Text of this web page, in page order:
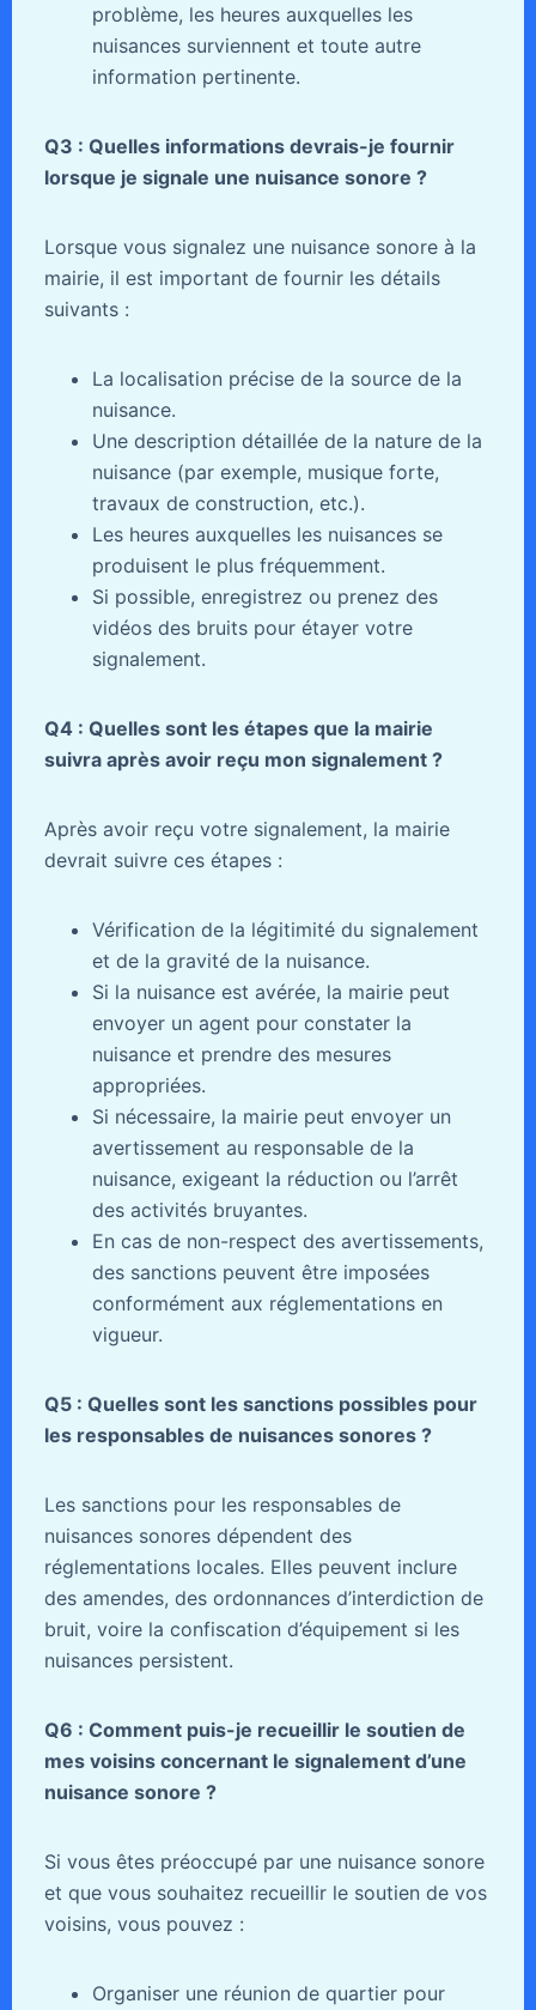
problème, les heures auxquelles les
nuisances surviennent et toute autre
information pertinente.
Q3 : Quelles informations devrais-je fournir
lorsque je signale une nuisance sonore ?
Lorsque vous signalez une nuisance sonore à la
mairie, il est important de fournir les détails
suivants :
La localisation précise de la source de la
nuisance.
Une description détaillée de la nature de la
nuisance (par exemple, musique forte,
travaux de construction, etc.).
Les heures auxquelles les nuisances se
produisent le plus fréquemment.
Si possible, enregistrez ou prenez des
vidéos des bruits pour étayer votre
signalement.
Q4 : Quelles sont les étapes que la mairie
suivra après avoir reçu mon signalement ?
Après avoir reçu votre signalement, la mairie
devrait suivre ces étapes :
Vérification de la légitimité du signalement
et de la gravité de la nuisance.
Si la nuisance est avérée, la mairie peut
envoyer un agent pour constater la
nuisance et prendre des mesures
appropriées.
Si nécessaire, la mairie peut envoyer un
avertissement au responsable de la
nuisance, exigeant la réduction ou l’arrêt
des activités bruyantes.
En cas de non-respect des avertissements,
des sanctions peuvent être imposées
conformément aux réglementations en
vigueur.
Q5 : Quelles sont les sanctions possibles pour
les responsables de nuisances sonores ?
Les sanctions pour les responsables de
nuisances sonores dépendent des
réglementations locales. Elles peuvent inclure
des amendes, des ordonnances d’interdiction de
bruit, voire la confiscation d’équipement si les
nuisances persistent.
Q6 : Comment puis-je recueillir le soutien de
mes voisins concernant le signalement d’une
nuisance sonore ?
Si vous êtes préoccupé par une nuisance sonore
et que vous souhaitez recueillir le soutien de vos
voisins, vous pouvez :
Organiser une réunion de quartier pour